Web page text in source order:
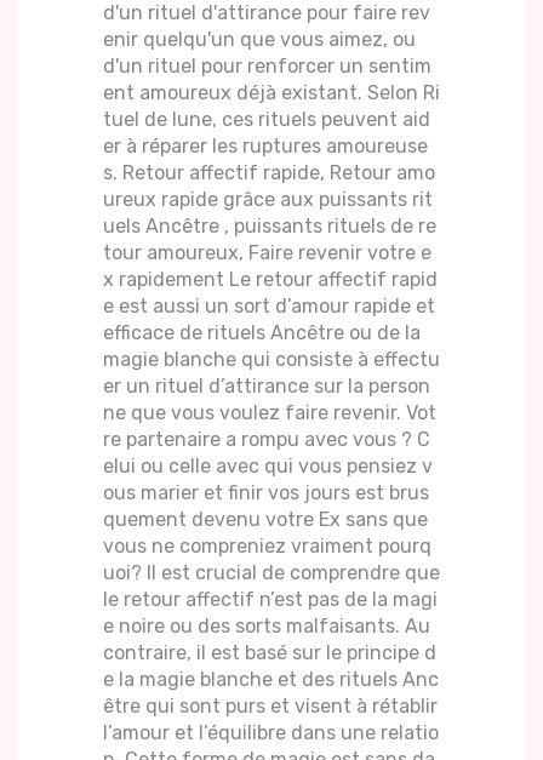
d'un rituel d'attirance pour faire rev
enir quelqu'un que vous aimez, ou
d'un rituel pour renforcer un sentim
ent amoureux déjà existant. Selon Ri
tuel de lune, ces rituels peuvent aid
er à réparer les ruptures amoureuse
s. Retour affectif rapide, Retour amo
ureux rapide grâce aux puissants rit
uels Ancêtre , puissants rituels de re
tour amoureux, Faire revenir votre e
x rapidement Le retour affectif rapid
e est aussi un sort d’amour rapide et
efficace de rituels Ancêtre ou de la
magie blanche qui consiste à effectu
er un rituel d’attirance sur la person
ne que vous voulez faire revenir. Vot
re partenaire a rompu avec vous ? C
elui ou celle avec qui vous pensiez v
ous marier et finir vos jours est brus
quement devenu votre Ex sans que
vous ne compreniez vraiment pourq
uoi? Il est crucial de comprendre que
le retour affectif n’est pas de la magi
e noire ou des sorts malfaisants. Au
contraire, il est basé sur le principe d
e la magie blanche et des rituels Anc
être qui sont purs et visent à rétablir
l’amour et l’équilibre dans une relatio